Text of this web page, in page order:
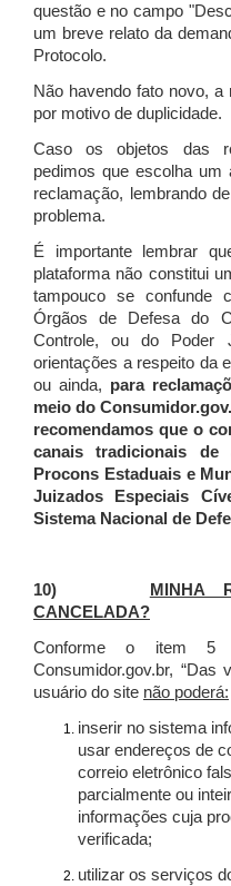
questão e no campo
um breve relato da
Protocolo.
Não havendo fato novo,
por motivo de duplicidade.
Caso os objetos das
pedimos que escolha um
reclamação, lembrando
problema.
É importante lembrar
plataforma não constitui
tampouco se confunde
Órgãos de Defesa do
Controle, ou do Poder
orientações a respeito da
ou ainda, para
meio do
recomendamos que o
canais tradicionais de
Procons Estaduais e
Juizados Especiais
Sistema Nacional de
10)
MINHA
CANCELADA?
Conforme o item 5
Consumidor.gov.br, “Das
usuário do site não poderá:
inserir no sistema
usar endereços de
correio eletrônico
parcialmente ou
informações cuja
verificada;
utilizar os serviços